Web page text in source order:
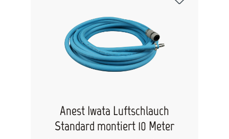
Anest Iwata Luftschlauch
Standard montiert 10 Meter